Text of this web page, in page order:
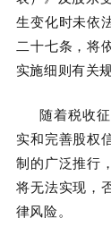
生变化时未依
二十七条，将
实施细则有关
随着税收
实和完善股权
制的广泛推行
将无法实现，
律风险。